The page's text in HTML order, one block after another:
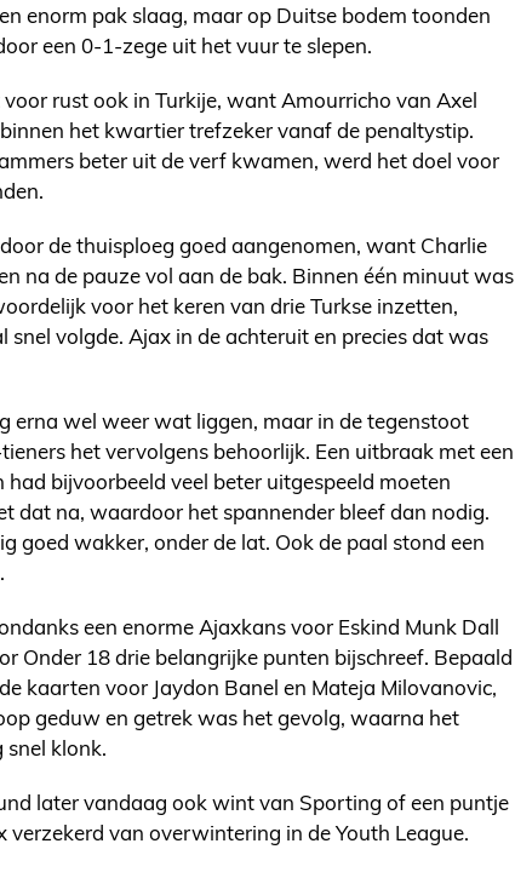
enorm pak slaag, maar op Duitse bodem toonden
een 0-1-zege uit het vuur te slepen.
rust ook in Turkije, want Amourricho van Axel
het kwartier trefzeker vanaf de penaltystip.
beter uit de verf kwamen, werd het doel voor
de thuisploeg goed aangenomen, want Charlie
na de pauze vol aan de bak. Binnen één minuut was
voor het keren van drie Turkse inzetten,
snel volgde. Ajax in de achteruit en precies dat was
erna wel weer wat liggen, maar in de tegenstoot
het vervolgens behoorlijk. Een uitbraak met een
bijvoorbeeld veel beter uitgespeeld moeten
dat na, waardoor het spannender bleef dan nodig.
goed wakker, onder de lat. Ook de paal stond een
een enorme Ajaxkans voor Eskind Munk Dall
Onder 18 drie belangrijke punten bijschreef. Bepaald
kaarten voor Jaydon Banel en Mateja Milovanovic,
geduw en getrek was het gevolg, waarna het
snel klonk.
later vandaag ook wint van Sporting of een puntje
verzekerd van overwintering in de Youth League.